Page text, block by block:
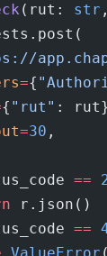
(rut: str
={
{ "rut" :
=30 ,
==
r.json()
==